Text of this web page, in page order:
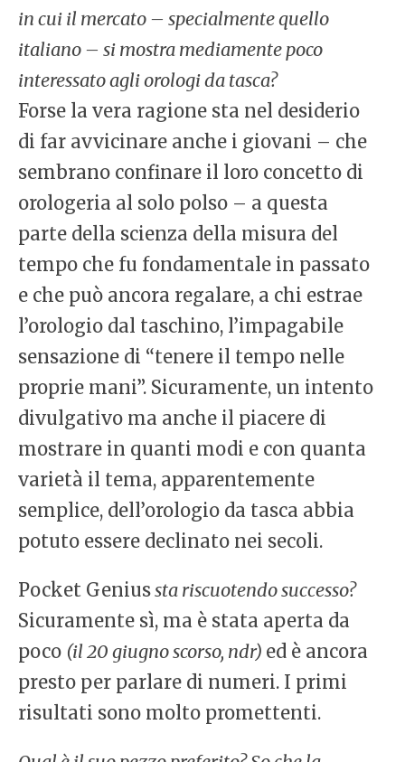
in cui il mercato – specialmente quello
italiano – si mostra mediamente poco
interessato agli orologi da tasca?
Forse la vera ragione sta nel desiderio
di far avvicinare anche i giovani – che
sembrano confinare il loro concetto di
orologeria al solo polso – a questa
parte della scienza della misura del
tempo che fu fondamentale in passato
e che può ancora regalare, a chi estrae
l’orologio dal taschino, l’impagabile
sensazione di “tenere il tempo nelle
proprie mani”. Sicuramente, un intento
divulgativo ma anche il piacere di
mostrare in quanti modi e con quanta
varietà il tema, apparentemente
semplice, dell’orologio da tasca abbia
potuto essere declinato nei secoli.
Pocket Geniussta riscuotendo successo?
Sicuramente sì, ma è stata aperta da
poco (il 20 giugno scorso, ndr) ed è ancora
presto per parlare di numeri. I primi
risultati sono molto promettenti.